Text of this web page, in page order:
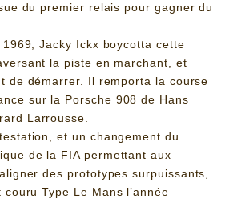
du premier relais pour gagner du
1969, Jacky Ickx boycotta cette
la piste en marchant, et
de démarrer. Il remporta la course
sur la Porsche 908 de Hans
Larrousse.
et un changement du
de la FIA permettant aux
des prototypes surpuissants,
Type Le Mans l’année